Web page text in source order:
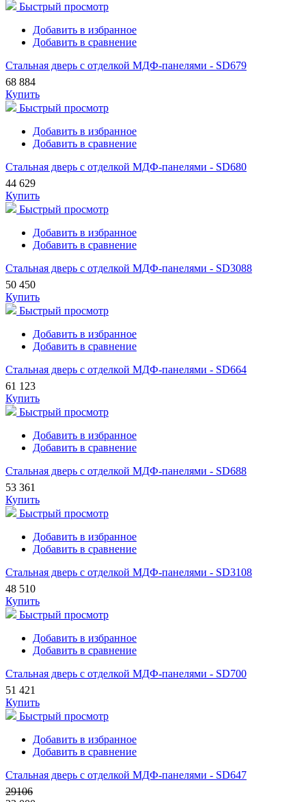
Быстрый просмотр
Добавить в избранное
Добавить в сравнение
Стальная дверь с отделкой МДФ-панелями - SD679
68 884
Купить
Быстрый просмотр
Добавить в избранное
Добавить в сравнение
Стальная дверь с отделкой МДФ-панелями - SD680
44 629
Купить
Быстрый просмотр
Добавить в избранное
Добавить в сравнение
Стальная дверь с отделкой МДФ-панелями - SD3088
50 450
Купить
Быстрый просмотр
Добавить в избранное
Добавить в сравнение
Стальная дверь с отделкой МДФ-панелями - SD664
61 123
Купить
Быстрый просмотр
Добавить в избранное
Добавить в сравнение
Стальная дверь с отделкой МДФ-панелями - SD688
53 361
Купить
Быстрый просмотр
Добавить в избранное
Добавить в сравнение
Стальная дверь с отделкой МДФ-панелями - SD3108
48 510
Купить
Быстрый просмотр
Добавить в избранное
Добавить в сравнение
Стальная дверь с отделкой МДФ-панелями - SD700
51 421
Купить
Быстрый просмотр
Добавить в избранное
Добавить в сравнение
Стальная дверь с отделкой МДФ-панелями - SD647
29106